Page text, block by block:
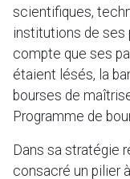
scientifiques,
institutions de ses
compte que ses
étaient lésés, la
bourses de
Programme de
Dans sa stratégie
consacré un pilier